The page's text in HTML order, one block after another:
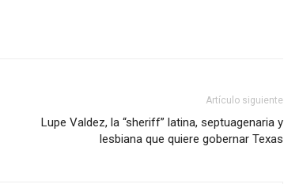
Artículo siguiente
Lupe Valdez, la “sheriff” latina, septuagenaria y
lesbiana que quiere gobernar Texas